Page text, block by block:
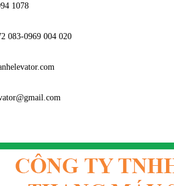
1078
083-0969 004 020